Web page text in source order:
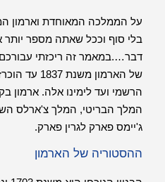
על הממלכה המאוחדת וארמון
בלי סוף וככל שאתה מספר
דבר….במאמר זה ריכזתי
של הארמון
הרשמי ועד לימינו אלה. ארמון
המלך הבריטי, המלך צ'ארלס
ג'יימס פארק לגרין פארק.
ההסטוריה של הארמון